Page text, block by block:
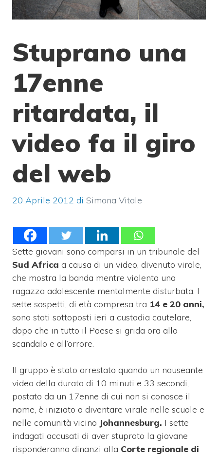
Stuprano una
17enne
ritardata, il
video fa il giro
del web
20 Aprile 2012 di Simona Vitale
Sette giovani sono comparsi in un tribunale del
Sud Africa a causa di un video, divenuto virale,
che mostra la banda mentre violenta una
ragazza adolescente mentalmente disturbata. I
sette sospetti, di età compresa tra 14 e 20 anni,
sono stati sottoposti ieri a custodia cautelare,
dopo che in tutto il Paese si grida ora allo
scandalo e all’orrore.
Il gruppo è stato arrestato quando un nauseante
video della durata di 10 minuti e 33 secondi,
postato da un 17enne di cui non si conosce il
nome, è iniziato a diventare virale nelle scuole e
nelle comunità vicino Johannesburg. I sette
indagati accusati di aver stuprato la giovane
risponderanno dinanzi alla Corte regionale di